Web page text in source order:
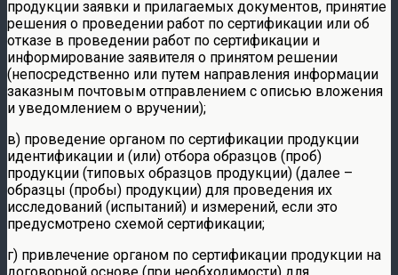
продукции заявки и прилагаемых документов, принятие
решения о проведении работ по сертификации или об
отказе в проведении работ по сертификации и
информирование заявителя о принятом решении
(непосредственно или путем направления информации
заказным почтовым отправлением с описью вложения
и уведомлением о вручении);
в) проведение органом по сертификации продукции
идентификации и (или) отбора образцов (проб)
продукции (типовых образцов продукции) (далее –
образцы (пробы) продукции) для проведения их
исследований (испытаний) и измерений, если это
предусмотрено схемой сертификации;
г) привлечение органом по сертификации продукции на